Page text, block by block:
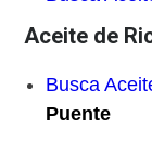
Aceite de
Busca
Puente